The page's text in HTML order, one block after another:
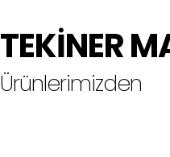
TEKİNER
Ürünlerimizden